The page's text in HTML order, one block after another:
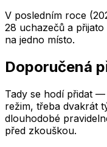
V posledním roce
28 uchazečů a
na jedno místo.
Doporučená
Tady se hodí přidat
režim, třeba dvakrát
dlouhodobé
před zkouškou.